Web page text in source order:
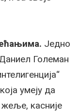
Једно
Големан
умеју да
касније